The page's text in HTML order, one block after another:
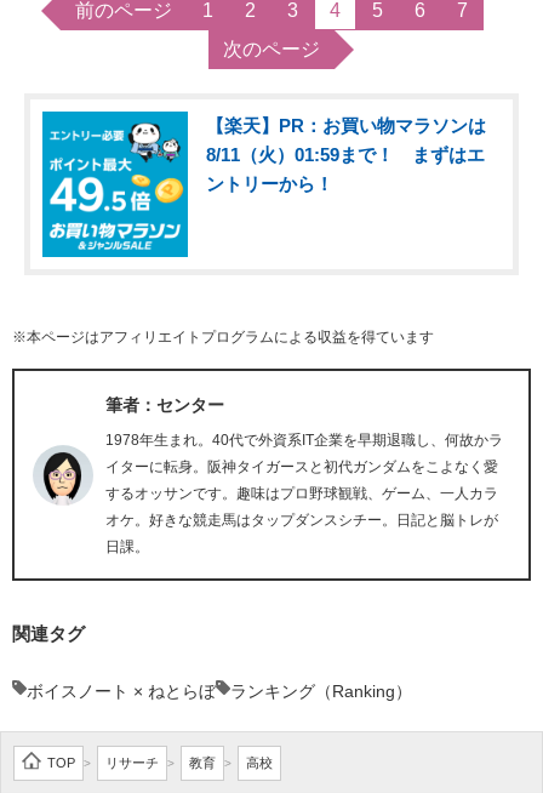
前のページ 1 2 3 4 5 6
7
次のページ
【楽天】PR：お買い物マラソンは
8/11（火）01:59まで！ まずはエ
ントリーから！
※本ページはアフィリエイトプログラムによる収益を得ています
筆者：センター
1978年生まれ。40代で外資系IT企業を早期退職し、何故かラ
イターに転身。阪神タイガースと初代ガンダムをこよなく愛
するオッサンです。趣味はプロ野球観戦、ゲーム、一人カラ
オケ。好きな競走馬はタップダンスシチー。日記と脳トレが
日課。
関連タグ
ボイスノート × ねとらぼ ランキング（Ranking）
TOP > リサーチ > 教育 > 高校